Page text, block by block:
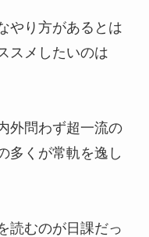
やり方があるとは
スメしたいのは
外問わず超一流の
多くが常軌を逸し
読むのが日課だっ